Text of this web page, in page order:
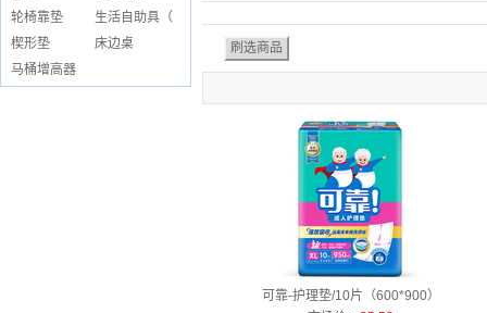
轮椅靠垫
生活自助具（
楔形垫
床边桌
马桶增高器
可靠-护理垫/10片（600*900）